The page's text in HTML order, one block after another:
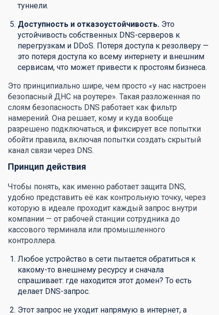
туннели.
Доступность и отказоустойчивость. Это
устойчивость собственных DNS-серверов к
перегрузкам и DDoS. Потеря доступа к резолверу —
это потеря доступа ко всему интернету и внешним
сервисам, что может привести к простоям бизнеса.
Это принципиально шире, чем просто «у нас настроен
безопасный ДНС на роутере». Такая разложенная по
слоям безопасность DNS работает как фильтр
намерений. Она решает, кому и куда вообще
разрешено подключаться, и фиксирует все попытки
обойти правила, включая попытки создать скрытый
канал связи через DNS.
Принцип действия
Чтобы понять, как именно работает защита DNS,
удобно представить её как контрольную точку, через
которую в идеале проходит каждый запрос внутри
компании — от рабочей станции сотрудника до
кассового терминала или промышленного
контроллера.
Любое устройство в сети пытается обратиться к
какому-то внешнему ресурсу и сначала
спрашивает: где находится этот домен? То есть
делает DNS-запрос.
Этот запрос не уходит напрямую в интернет, а